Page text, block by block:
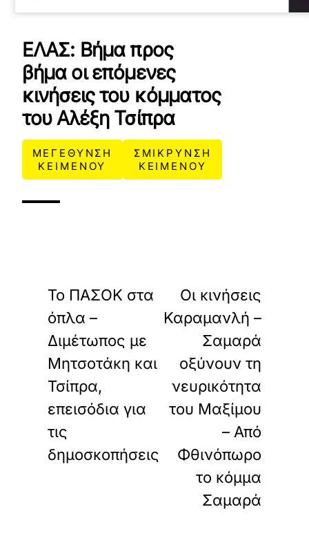
ΕΛΑΣ: Βήμα προς
βήμα οι επόμενες
κινήσεις του κόμματος
του Αλέξη Τσίπρα
ΜΕΓΕΘΥΝΣΗ
ΚΕΙΜΕΝΟΥ
ΣΜΙΚΡΥΝΣΗ
ΚΕΙΜΕΝΟΥ
Το ΠΑΣΟΚ στα
όπλα –
Διμέτωπος με
Μητσοτάκη και
Τσίπρα,
επεισόδια για
τις
δημοσκοπήσεις
Οι κινήσεις
Καραμανλή –
Σαμαρά
οξύνουν τη
νευρικότητα
του Μαξίμου
– Από
Φθινόπωρο
το κόμμα
Σαμαρά